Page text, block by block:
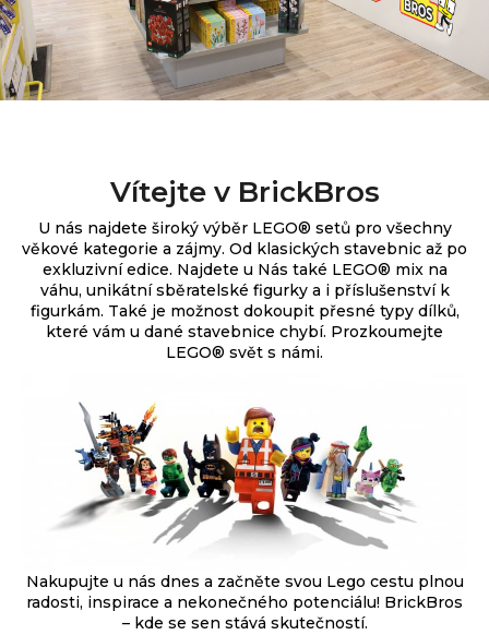
Vítejte v BrickBros
U nás najdete široký výběr LEGO® setů pro všechny
věkové kategorie a zájmy. Od klasických stavebnic až po
exkluzivní edice. Najdete u Nás také LEGO® mix na
váhu, unikátní sběratelské figurky a i příslušenství k
figurkám. Také je možnost dokoupit přesné typy dílků,
které vám u dané stavebnice chybí. Prozkoumejte
LEGO® svět s námi.
Nakupujte u nás dnes a začněte svou Lego cestu plnou
radosti, inspirace a nekonečného potenciálu! BrickBros
– kde se sen stává skutečností.